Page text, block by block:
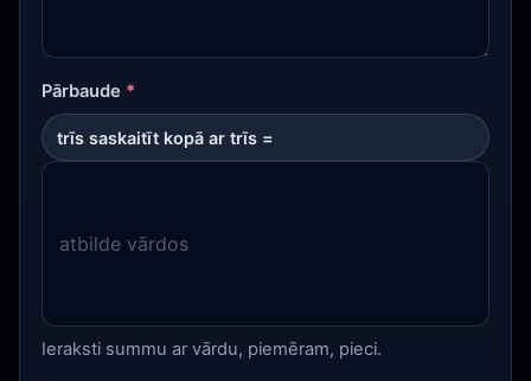
Pārbaude *
trīs saskaitīt kopā ar trīs =
Ieraksti summu ar vārdu, piemēram, pieci.